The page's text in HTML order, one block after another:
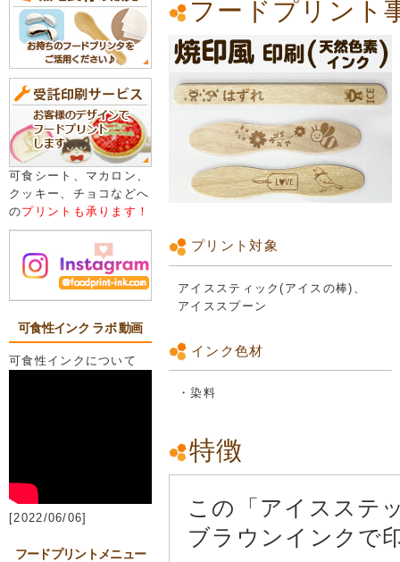
可食シート、マカロン、
クッキー、チョコなどへ
のプリントも承ります！
可食性インク ラボ 動画
可食性インクについて
[2022/06/06]
フードプリントメニュー
フードプリント
プリント対象
アイススティック(アイスの棒)、
アイススプーン
インク色材
・染料
特徴
この「アイスステ
ブラウンインクで